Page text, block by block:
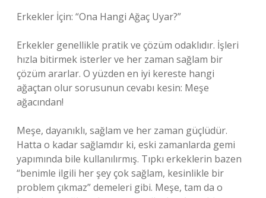
Erkekler İçin: “Ona Hangi Ağaç Uyar?”
Erkekler genellikle pratik ve çözüm odaklıdır. İşleri
hızla bitirmek isterler ve her zaman sağlam bir
çözüm ararlar. O yüzden en iyi kereste hangi
ağaçtan olur sorusunun cevabı kesin: Meşe
ağacından!
Meşe, dayanıklı, sağlam ve her zaman güçlüdür.
Hatta o kadar sağlamdır ki, eski zamanlarda gemi
yapımında bile kullanılırmış. Tıpkı erkeklerin bazen
“benimle ilgili her şey çok sağlam, kesinlikle bir
problem çıkmaz” demeleri gibi. Meşe, tam da o